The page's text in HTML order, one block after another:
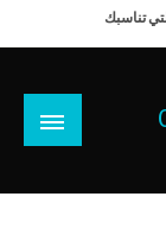
تناسبك